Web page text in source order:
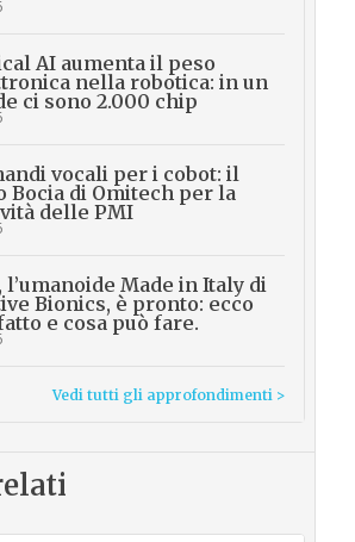
AI aumenta il peso
nella robotica: in un
ci sono 2.000 chip
vocali per i cobot: il
Bocia di Omitech per la
delle PMI
l’umanoide Made in Italy di
Bionics, è pronto: ecco
e cosa può fare.
Vedi tutti gli approfondimenti >